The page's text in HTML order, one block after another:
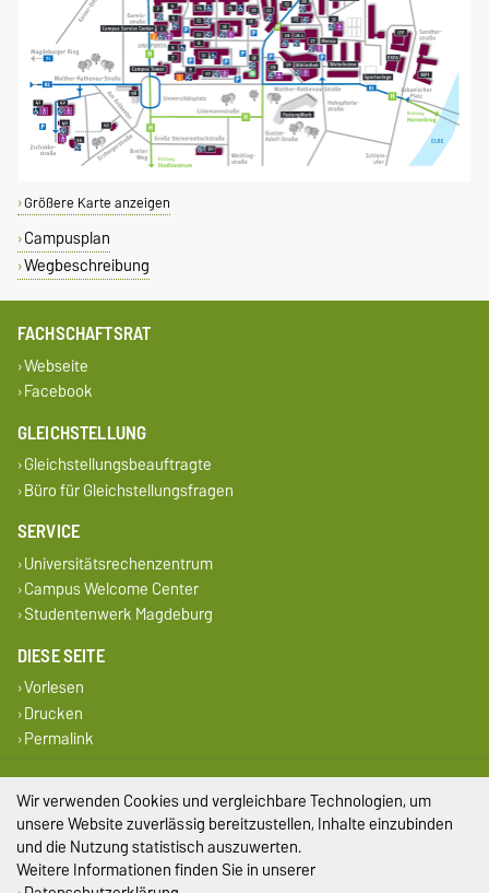
Größere Karte anzeigen
Campusplan
Wegbeschreibung
FACHSCHAFTSRAT
Webseite
Facebook
GLEICHSTELLUNG
Gleichstellungsbeauftragte
Büro für Gleichstellungsfragen
SERVICE
Universitätsrechenzentrum
Campus Welcome Center
Studentenwerk Magdeburg
DIESE SEITE
Vorlesen
Drucken
Permalink
Impressum
Datenschutz
Barrierefreiheit
Wir verwenden Cookies und vergleichbare Technologien, um
unsere Website zuverlässig bereitzustellen, Inhalte einzubinden
und die Nutzung statistisch auszuwerten.
Weitere Informationen finden Sie in unserer